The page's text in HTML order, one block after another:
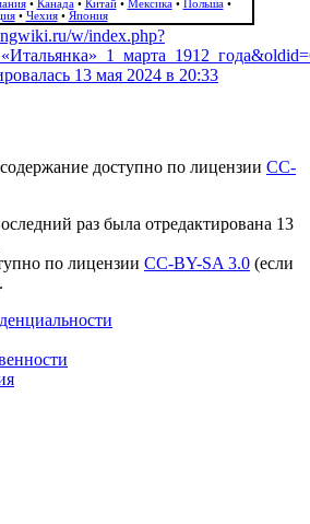
небом
• Канада• Китай• Мексика• Польша•
• Чехия• Япония
w/index.php?
13 мая 2024 в 20:33
доступно по лицензии CC-
раз была отредактирована 13
по лицензии CC-BY-SA 3.0 (если